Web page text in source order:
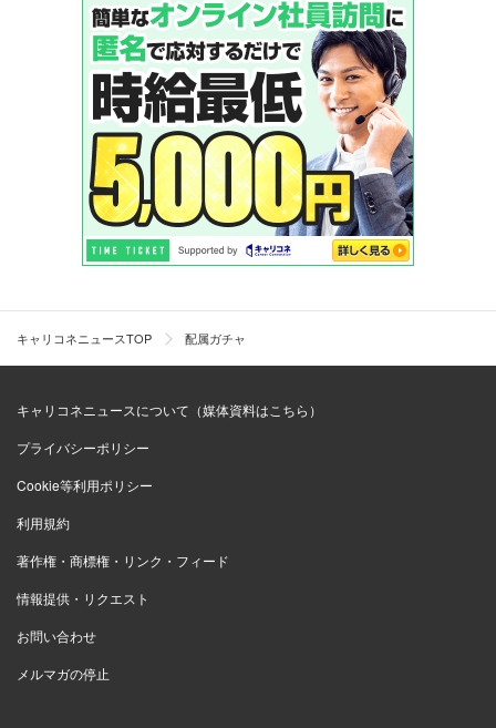
キャリコネニュースTOP 配属ガチャ
キャリコネニュースについて（媒体資料はこちら）
プライバシーポリシー
Cookie等利用ポリシー
利用規約
著作権・商標権・リンク・フィード
情報提供・リクエスト
お問い合わせ
メルマガの停止